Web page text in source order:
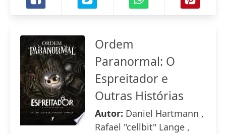
Ordem
Paranormal: O
Espreitador e
Outras Histórias
Autor: Daniel Hartmann ,
Rafael "cellbit" Lange ,